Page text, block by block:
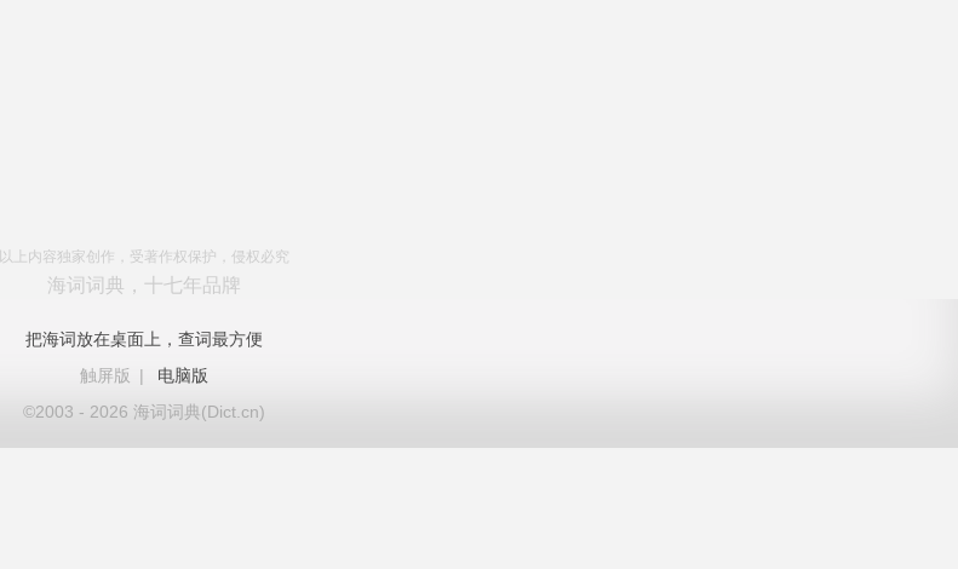
以上内容独家创作，受著作权保护，侵权必究
海词词典，十七年品牌
把海词放在桌面上，查词最方便
触屏版
|
电脑版
©2003 - 2026 海词词典(Dict.cn)